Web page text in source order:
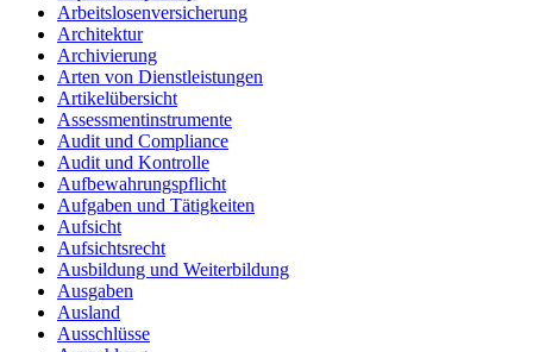
Arbeitslosenversicherung
Architektur
Archivierung
Arten von Dienstleistungen
Artikelübersicht
Assessmentinstrumente
Audit und Compliance
Audit und Kontrolle
Aufbewahrungspflicht
Aufgaben und Tätigkeiten
Aufsicht
Aufsichtsrecht
Ausbildung und Weiterbildung
Ausgaben
Ausland
Ausschlüsse